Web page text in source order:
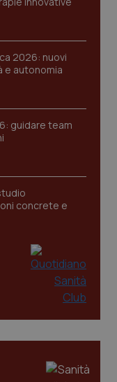
2026: nuovi
e autonomia
guidare team
concrete e
/Dominio